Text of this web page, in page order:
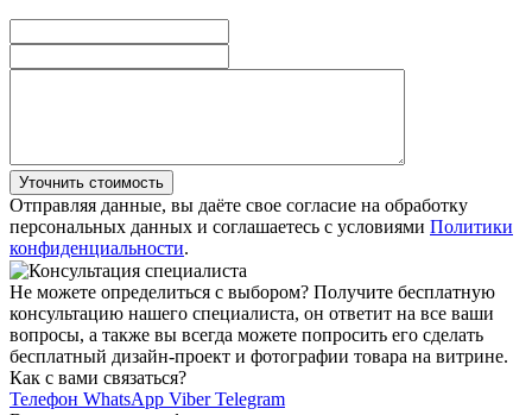
Уточнить стоимость
Отправляя данные, вы даёте свое согласие на обработку
персональных данных и соглашаетесь с условиями Политики
конфиденциальности.
Не можете определиться с выбором? Получите бесплатную
консультацию нашего специалиста, он ответит на все ваши
вопросы, а также вы всегда можете попросить его сделать
бесплатный дизайн-проект и фотографии товара на витрине.
Как с вами связаться?
Телефон WhatsApp ViberTelegram